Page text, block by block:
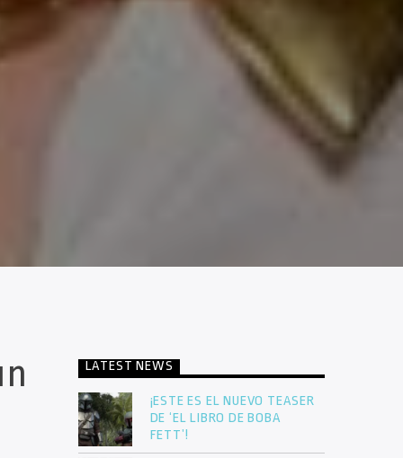
LATEST NEWS
¡ESTE ES EL NUEVO TEASER
DE ‘EL LIBRO DE BOBA
FETT’!